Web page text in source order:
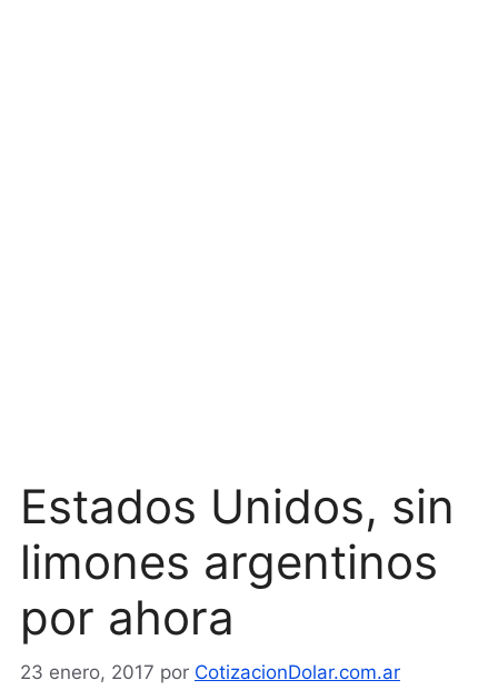
Estados Unidos, sin
limones argentinos
por ahora
23 enero, 2017 por CotizacionDolar.com.ar